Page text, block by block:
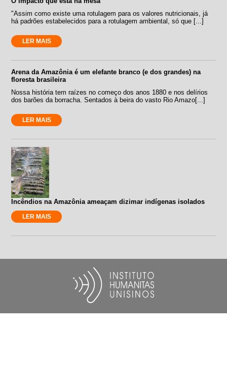
"Assim como existe uma rotulagem para os valores nutricionais, já
há padrões estabelecidos para a rotulagem ambiental, só que [...]
LER MAIS
Arena da Amazônia é um elefante branco (e dos grandes) na
floresta brasileira
Nossa história tem raízes no começo dos anos 1880 e nos delírios
dos barões da borracha. Sentados à beira do vasto Rio Amazo[...]
LER MAIS
Incêndios na Amazônia ameaçam dizimar indígenas isolados
LER MAIS